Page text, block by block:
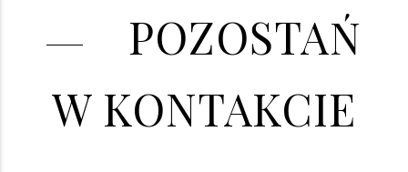
POZOSTAŃ
W KONTAKCIE